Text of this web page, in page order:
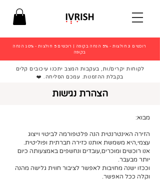
רוכשים 3 חולצות - 5% הנחה בקופה
רוכשים 5 חולצות - 10% הנחה
בקופה
לקוחות יקרים/ות, בעקבות המצב יתכנו עיכובים קלים
בקבלת ההזמנות. עמכם הסליחה. ❤️
הצהרת נגישות
מבוא:
הזירה האינטרנטית הנה פלטפורמה לביטוי וייצוג
עצמי,היא משמשת אותנו כזירה חברתית ופוליטית.
אנו רוכשים ומוכרים,עובדים ונחשפים באמצעותה כיום
יותר מבעבר.
וככזו ישנה מחויבות לאפשר לציבור חווית גלישה מהנה
וקלה ככל האפשר.